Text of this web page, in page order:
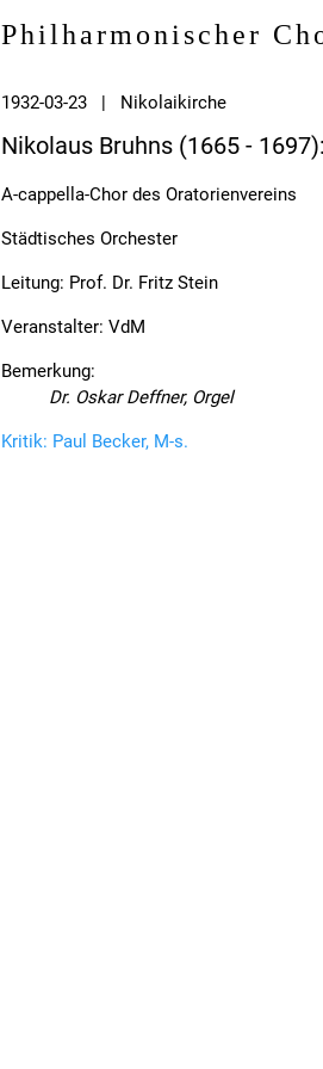
Philharmonischer
1932-03-23 | Nikolaikirche
Nikolaus Bruhns (1665 -
A-cappella-Chor des Oratorienvereins
Städtisches Orchester
Leitung: Prof. Dr. Fritz Stein
Veranstalter: VdM
Bemerkung:
Dr. Oskar Deffner, Orgel
Kritik: Paul Becker, M-s.